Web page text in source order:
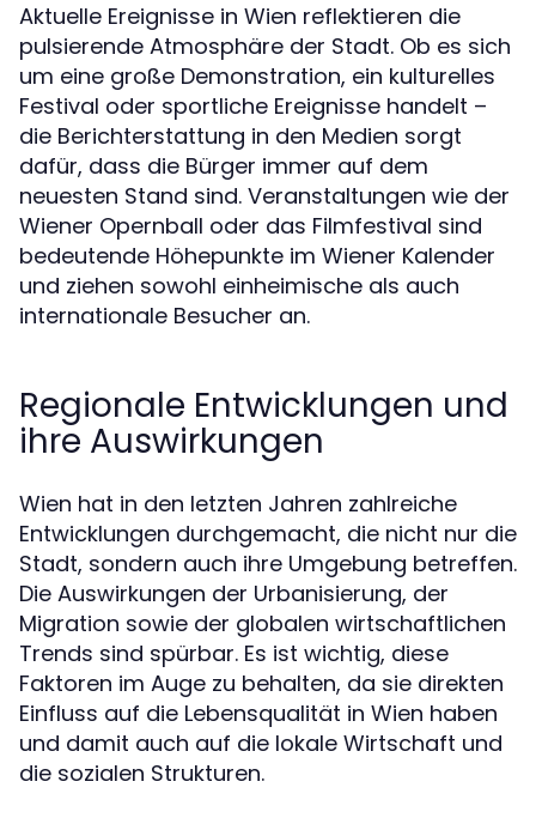
Aktuelle Ereignisse in Wien reflektieren die
pulsierende Atmosphäre der Stadt. Ob es sich
um eine große Demonstration, ein kulturelles
Festival oder sportliche Ereignisse handelt –
die Berichterstattung in den Medien sorgt
dafür, dass die Bürger immer auf dem
neuesten Stand sind. Veranstaltungen wie der
Wiener Opernball oder das Filmfestival sind
bedeutende Höhepunkte im Wiener Kalender
und ziehen sowohl einheimische als auch
internationale Besucher an.
Regionale Entwicklungen und
ihre Auswirkungen
Wien hat in den letzten Jahren zahlreiche
Entwicklungen durchgemacht, die nicht nur die
Stadt, sondern auch ihre Umgebung betreffen.
Die Auswirkungen der Urbanisierung, der
Migration sowie der globalen wirtschaftlichen
Trends sind spürbar. Es ist wichtig, diese
Faktoren im Auge zu behalten, da sie direkten
Einfluss auf die Lebensqualität in Wien haben
und damit auch auf die lokale Wirtschaft und
die sozialen Strukturen.